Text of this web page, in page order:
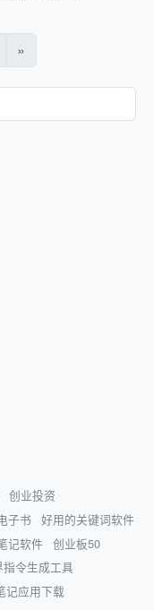
»
创业投资
子书
好用的关键词软件
记软件
创业板50
令生成工具
记应用下载